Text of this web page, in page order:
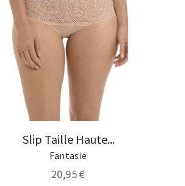
Slip Taille Haute...
Fantasie
20,95 €